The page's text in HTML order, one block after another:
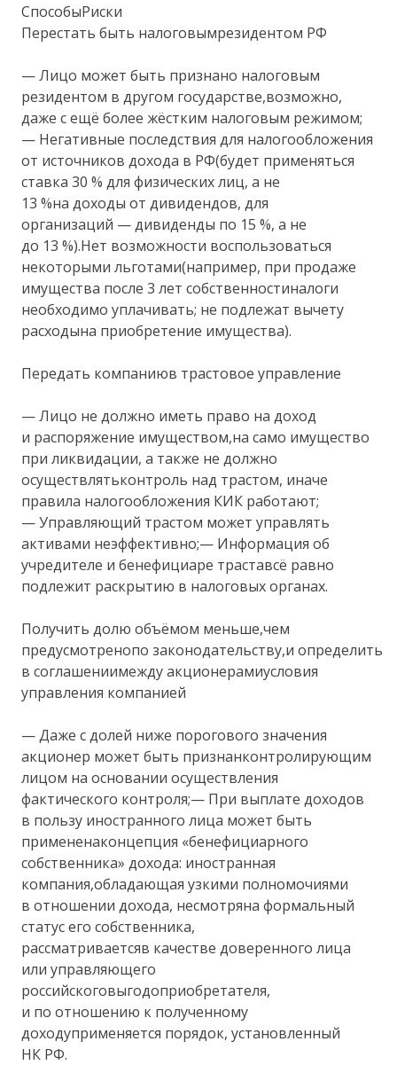
СпособыРиски
Перестать быть налоговымрезидентом РФ
— Лицо может быть признано налоговым
резидентом в другом государстве,возможно,
даже с ещё более жёстким налоговым режимом;
— Негативные последствия для налогообложения
от источников дохода в РФ(будет применяться
ставка 30 % для физических лиц, а не
13 %на доходы от дивидендов, для
организаций — дивиденды по 15 %, а не
до 13 %).Нет возможности воспользоваться
некоторыми льготами(например, при продаже
имущества после 3 лет собственностиналоги
необходимо уплачивать; не подлежат вычету
расходына приобретение имущества).
Передать компаниюв трастовое управление
— Лицо не должно иметь право на доход
и распоряжение имуществом,на само имущество
при ликвидации, а также не должно
осуществлятьконтроль над трастом, иначе
правила налогообложения КИК работают;
— Управляющий трастом может управлять
активами неэффективно;— Информация об
учредителе и бенефициаре траставсё равно
подлежит раскрытию в налоговых органах.
Получить долю объёмом меньше,чем
предусмотренопо законодательству,и определить
в соглашениимежду акционерамиусловия
управления компанией
— Даже с долей ниже порогового значения
акционер может быть признанконтролирующим
лицом на основании осуществления
фактического контроля;— При выплате доходов
в пользу иностранного лица может быть
примененаконцепция «бенефициарного
собственника» дохода: иностранная
компания,обладающая узкими полномочиями
в отношении дохода, несмотряна формальный
статус его собственника,
рассматриваетсяв качестве доверенного лица
или управляющего
российскоговыгодоприобретателя,
и по отношению к полученному
доходуприменяется порядок, установленный
НК РФ.